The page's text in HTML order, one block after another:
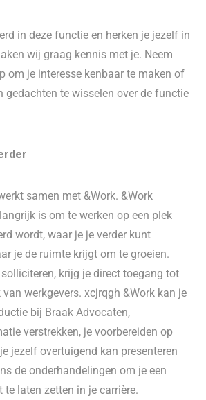
in deze functie en herken je jezelf in
wij graag kennis met je. Neem
om je interesse kenbaar te maken of
gedachten te wisselen over de functie
samen met &Work. &Work
is om te werken op een plek
wordt, waar je je verder kunt
je de ruimte krijgt om te groeien.
krijg je direct toegang tot
werkgevers. xcjrqgh &Work kan je
bij Braak Advocaten,
verstrekken, je voorbereiden op
jezelf overtuigend kan presenteren
de onderhandelingen om je een
laten zetten in je carrière.